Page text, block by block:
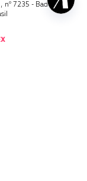
7235 - Badenfurt,